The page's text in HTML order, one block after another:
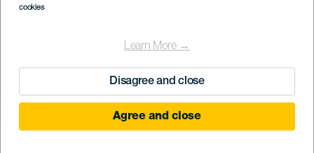
cookies
Learn More →
Disagree and close
Agree and close